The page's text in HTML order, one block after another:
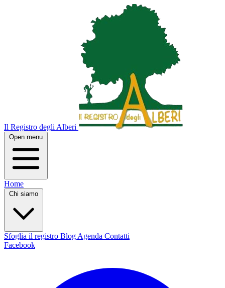
Il Registro degli Alberi
Open menu
Home
Chi siamo
Sfoglia il registro Blog Agenda Contatti
Facebook